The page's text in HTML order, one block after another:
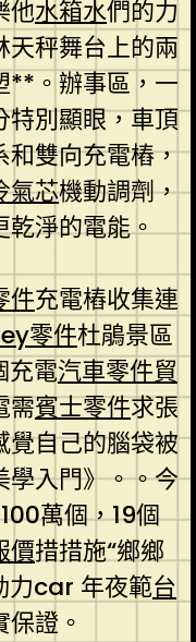
他水箱水們的力
天秤舞台上的兩
**。辦事區，一
特別顯眼，車頂
雙向充電樁，
氣芯機動調劑，
乾淨的電能。
件充電樁收集連
零件杜鵑景區
充電汽車零件貿
需賓士零件求張
覺自己的腦袋被
入門》。。今
萬個，19個
價措措施“鄉鄉
力car 年夜範台
證。